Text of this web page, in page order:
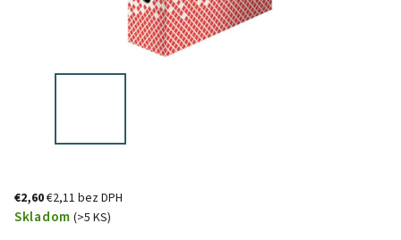
€2,60€2,11 bez DPH
Skladom (>5 KS)